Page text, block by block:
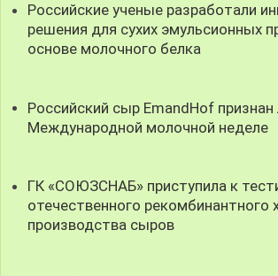
Российские ученые разработали
решения для сухих эмульсионных
основе молочного белка
Российский сыр EmandHof
Международной молочной неделе
ГК «СОЮЗСНАБ» приступила к
отечественного рекомбинантного
производства сыров